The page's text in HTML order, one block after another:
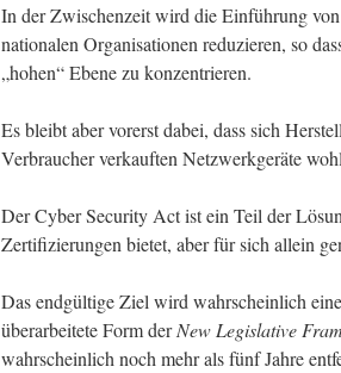
In der Zwischenzeit wird die Einführung
nationalen Organisationen reduzieren, so
„hohen“ Ebene zu konzentrieren.
Es bleibt aber vorerst dabei, dass sich
Verbraucher verkauften Netzwerkgeräte
Der Cyber Security Act ist ein Teil der
Zertifizierungen bietet, aber für sich allein
Das endgültige Ziel wird wahrscheinlich
überarbeitete Form derNew Legislative
wahrscheinlich noch mehr als fünf Jahre